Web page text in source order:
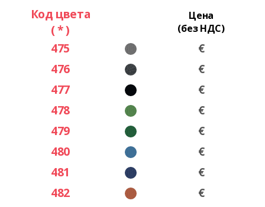
Код цвета
( * )
Цена
(без НДС)
475
€
476
€
477
€
478
€
479
€
480
€
481
€
482
€